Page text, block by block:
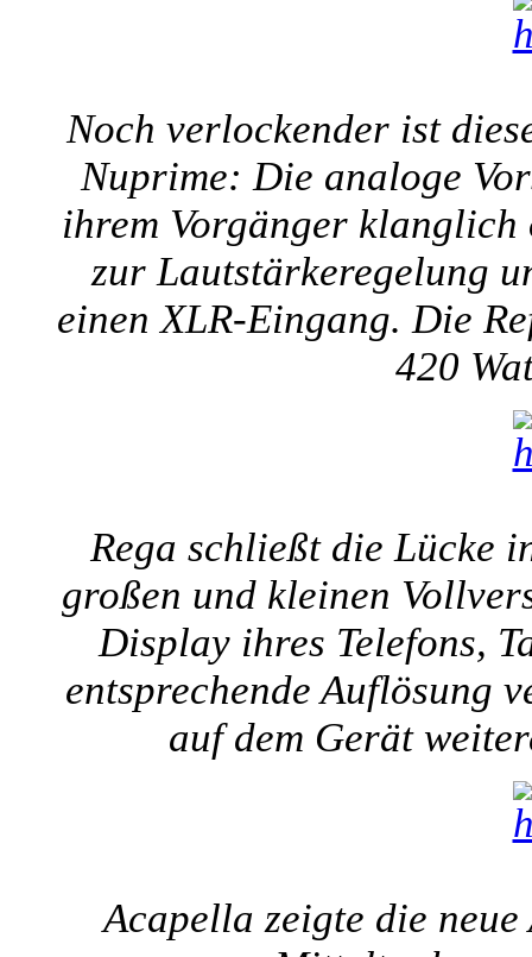
Noch verlockender ist
Nuprime: Die analoge
ihrem Vorgänger klanglich
zur Lautstärkeregelung
einen XLR-Eingang. Die
420
Rega schließt die Lücke
großen und kleinen
Display ihres Telefons,
entsprechende Auflösung
auf dem Gerät
Acapella zeigte die